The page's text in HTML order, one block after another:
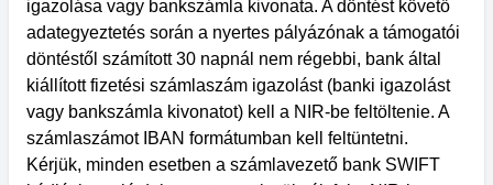
igazolása vagy bankszámla kivonata. A döntést követő
adategyeztetés során a nyertes pályázónak a támogatói
döntéstől számított 30 napnál nem régebbi, bank által
kiállított fizetési számlaszám igazolást (banki igazolást
vagy bankszámla kivonatot) kell a NIR-be feltöltenie. A
számlaszámot IBAN formátumban kell feltüntetni.
Kérjük, minden esetben a számlavezető bank SWIFT